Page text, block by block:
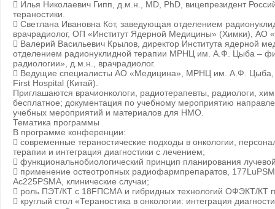
 Илья Николаевич Гипп, д.м.н., MD, PhD, вицепрезидент
тераностики.
 Светлана Ивановна Кот, заведующая отделением
врачрадиолог, ОП «Институт Ядерной Медицины» (Химки), АО
 Валерий Васильевич Крылов, директор Института ядерной
отделением радионуклидной терапии МРНЦ им. А.Ф. Цыба –
радиологии», д.м.н., врачрадиолог.
 Ведущие специалисты АО «Медицина», МРНЦ им. А.Ф. Цыба,
First Hospital (Китай).
Приглашаются врачионкологи, радиотерапевты, радиологи,
бесплатное; документация по учебному мероприятию
учебных мероприятий и материалов для НМО.
Тематика программы
В программе конференции:
 современные тераностические подходы в онкологии,
терапии и интеграция диагностики с лечением;
 функциональнобиологический принцип планирования
 применение остеотропных радиофармпрепаратов,
Ac225PSMA, клинические случаи;
 роль ПЭТ/КТ с 18FПСМА и гибридных технологий ОФЭКТ/КТ
 круглый стол «Тераностика в онкологии: интеграция